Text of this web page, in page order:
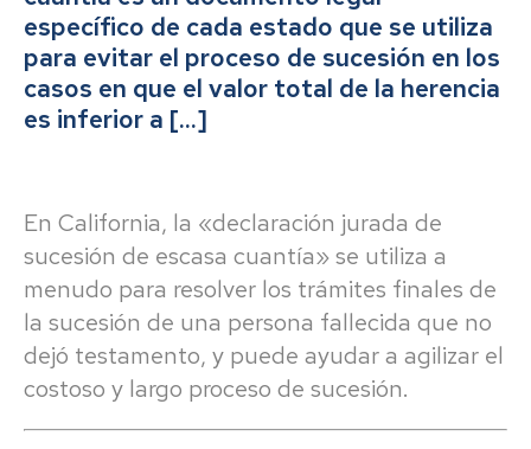
específico de cada estado que se utiliza
para evitar el proceso de sucesión en los
casos en que el valor total de la herencia
es inferior a […]
En California, la «declaración jurada de
sucesión de escasa cuantía» se utiliza a
menudo para resolver los trámites finales de
la sucesión de una persona fallecida que no
dejó testamento, y puede ayudar a agilizar el
costoso y largo proceso de sucesión.